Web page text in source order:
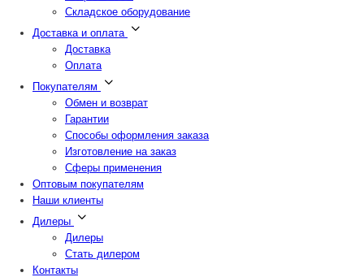
Складское оборудование
Доставка и оплата
Доставка
Оплата
Покупателям
Обмен и возврат
Гарантии
Способы оформления заказа
Изготовление на заказ
Сферы применения
Оптовым покупателям
Наши клиенты
Дилеры
Дилеры
Стать дилером
Контакты